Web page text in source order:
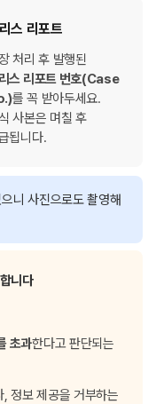
스 리포트
처리 후 발행된
스 리포트 번호(Case
를 꼭 받아두세요.
사본은 며칠 후
됩니다.
니 사진으로도 촬영해
니다
초과한다고 판단되는
정보 제공을 거부하는